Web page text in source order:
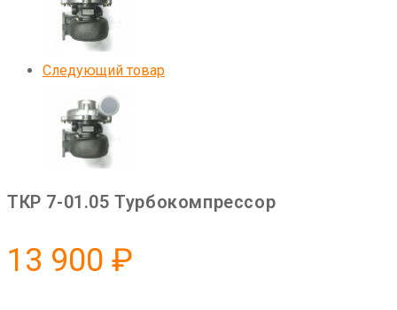
Следующий товар
ТКР 7-01.05 Турбокомпрессор
13 900 ₽